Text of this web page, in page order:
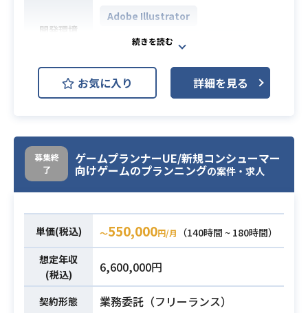
・ユーザーリサーチに基づくデザイ
ン改善の主導経験
開発環境
Adobe Illustrator
Adobe Photoshop
大手転職メディアのプロダクトにお
けるUI/UXデザイン全般をご担当いた
いたUIデザインの作成をお任せしま
す。
必須スキル
WebアプリでのUI/UXデザインの実
務経験3年以上
Figma / Adobe Illustrator / Adobe P
hotoshop の使用経験3年以上
お気に入り 詳細を見る
募集終
了
ゲームプランナーUE/新規コンシューマー
向けゲームのプランニングの案件・求人
単価(税込) 〜550,000円/月
（140時間 ~ 180時間）
想定年収
(税込)
6,600,000円
契約形態 業務委託（フリーランス）